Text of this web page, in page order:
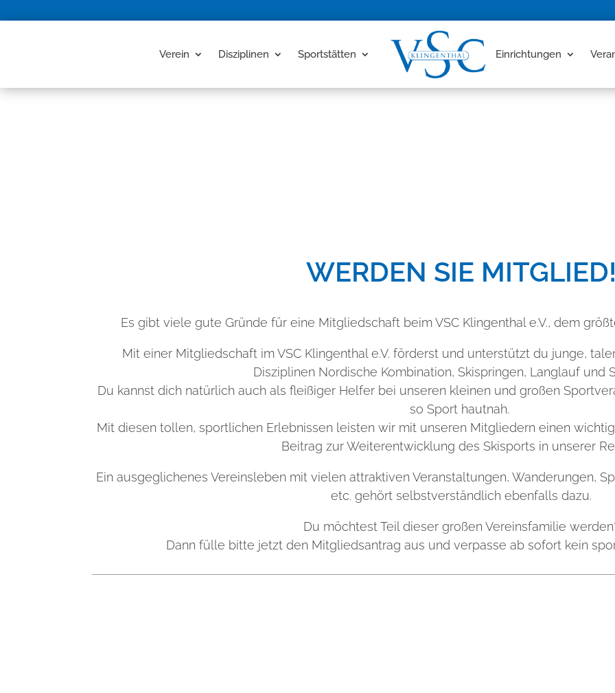
Verein Disziplinen Sportstätten Einrichtungen
WERDEN SIE MITGLIED!
Es gibt viele gute Gründe für eine Mitgliedschaft beim VSC Klingenthal e.V., dem
Mit einer Mitgliedschaft im VSC Klingenthal e.V. förderst und unterstützt du junge,
Disziplinen Nordische Kombination, Skispringen, Langlauf und
Du kannst dich natürlich auch als fleißiger Helfer bei unseren kleinen und großen
so Sport hautnah.
Mit diesen tollen, sportlichen Erlebnissen leisten wir mit unseren Mitgliedern einen
Beitrag zur Weiterentwicklung des Skisports in unserer
Ein ausgeglichenes Vereinsleben mit vielen attraktiven Veranstaltungen, Wanderungen,
etc. gehört selbstverständlich ebenfalls dazu.
Du möchtest Teil dieser großen Vereinsfamilie
Dann fülle bitte jetzt den Mitgliedsantrag aus und verpasse ab sofort kein